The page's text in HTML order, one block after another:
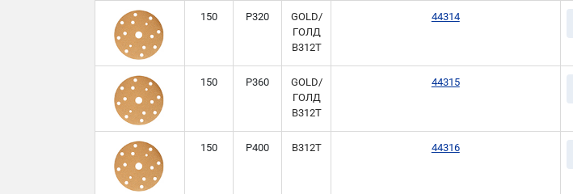
150 P320
GOLD/
ГОЛД
B312T
44314
150 P360
GOLD/
ГОЛД
B312T
44315
150 P400 B312T 44316